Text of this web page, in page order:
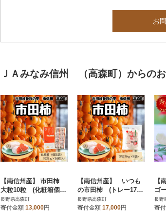
お
ＪＡみなみ信州 （高森町）からの
【南信州産】 市田柿
大粒10粒 (化粧箱個包
装10粒 約280g) 12
月中旬から順次発送
長野県高森町
寄付金額 13,000円
【南信州産】 いつも
の市田柿 (トレー170g
×6袋セット)
長野県高森町
寄付金額 17,000円
【
ゴ
(10
0月
長野
寄